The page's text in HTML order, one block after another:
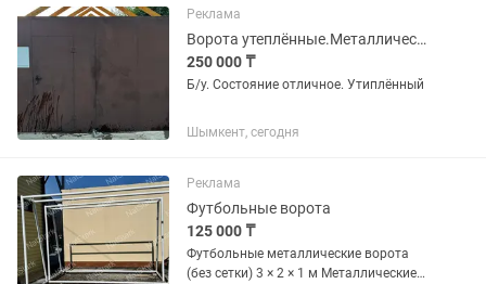
Реклама
Ворота утеплённые.Металлический
250 000 ₸
Б/у. Состояние отличное. Утиплённый
Шымкент, сегодня
Реклама
Футбольные ворота
125 000 ₸
Футбольные металлические ворота
(без сетки) 3 × 2 × 1 м Металлические